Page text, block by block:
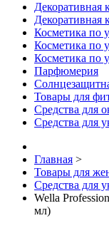
Декоративная
Декоративная
Косметика по
Косметика по
Косметика по
Парфюмерия
Товары для
Средства для
Средства для
Главная >
Товары для
Средства для
Wella
мл)